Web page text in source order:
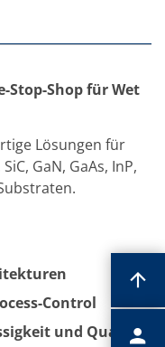
Stop-Shop für Wet
Lösungen für
GaN, GaAs, InP,
Control
und Qualität